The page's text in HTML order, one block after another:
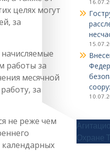
целях могут
за
работы за
месячной
за
не реже чем
Охране